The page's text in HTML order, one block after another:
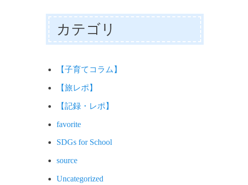
カテゴリ
【子育てコラム】
【旅レポ】
【記録・レポ】
favorite
SDGs for School
source
Uncategorized